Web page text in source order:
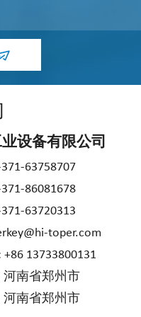
设备有限公司
63758707
86081678
63720313
toper.com
13733800131
河南省郑州市
南省郑州市